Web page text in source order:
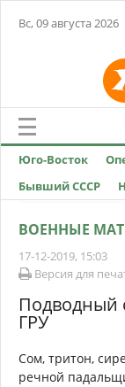
Вс, 09 августа 2026
Юго-Восток
Бывший СССР
ВОЕННЫЕ
17-12-2019, 15:03
Версия для
Подводный
ГРУ
Сом, тритон,
речной